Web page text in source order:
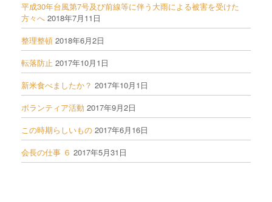
平成30年台風第7号及び前線等に伴う大雨による被害を受けた
方々へ 2018年7月11日
整理整頓 2018年6月2日
転落防止 2017年10月1日
新米食べましたか？ 2017年10月1日
ボランティア活動 2017年9月2日
この時期らしいもの 2017年6月16日
会長の仕事 ６ 2017年5月31日